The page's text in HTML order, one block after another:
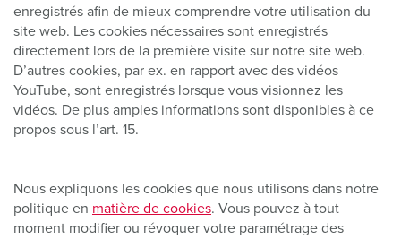
enregistrés afin de mieux comprendre votre utilisation du
site web. Les cookies nécessaires sont enregistrés
directement lors de la première visite sur notre site web.
D’autres cookies, par ex. en rapport avec des vidéos
YouTube, sont enregistrés lorsque vous visionnez les
vidéos. De plus amples informations sont disponibles à ce
propos sous l’art. 15.
Nous expliquons les cookies que nous utilisons dans notre
politique en matière de cookies. Vous pouvez à tout
moment modifier ou révoquer votre paramétrage des